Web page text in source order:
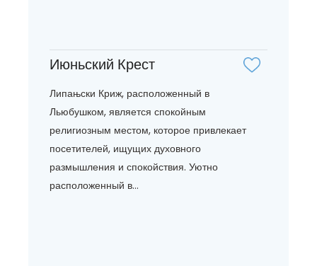
Июньский Крест
Липањски Криж, расположенный в
Льюбушком, является спокойным
религиозным местом, которое привлекает
посетителей, ищущих духовного
размышления и спокойствия. Уютно
расположенный в...